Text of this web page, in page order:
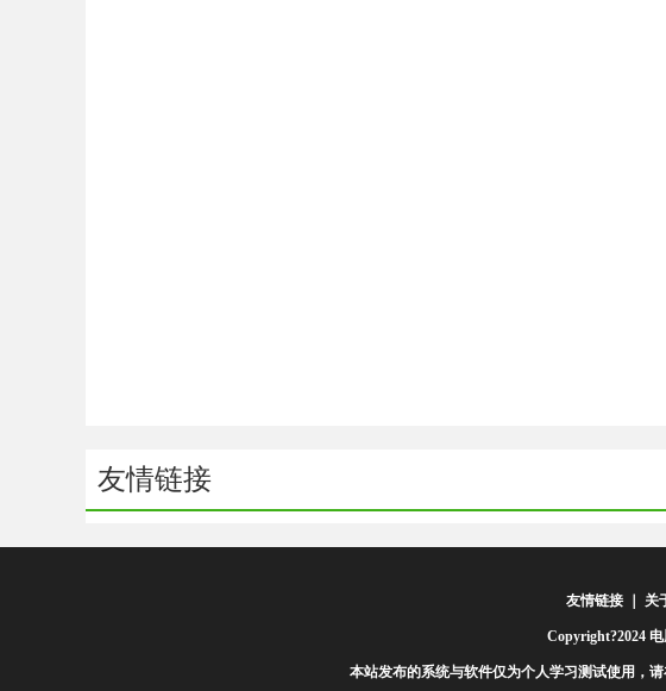
友情链接
友情链接 关
Copyright?2024
本站发布的系统与软件仅为个人学习测试使用，